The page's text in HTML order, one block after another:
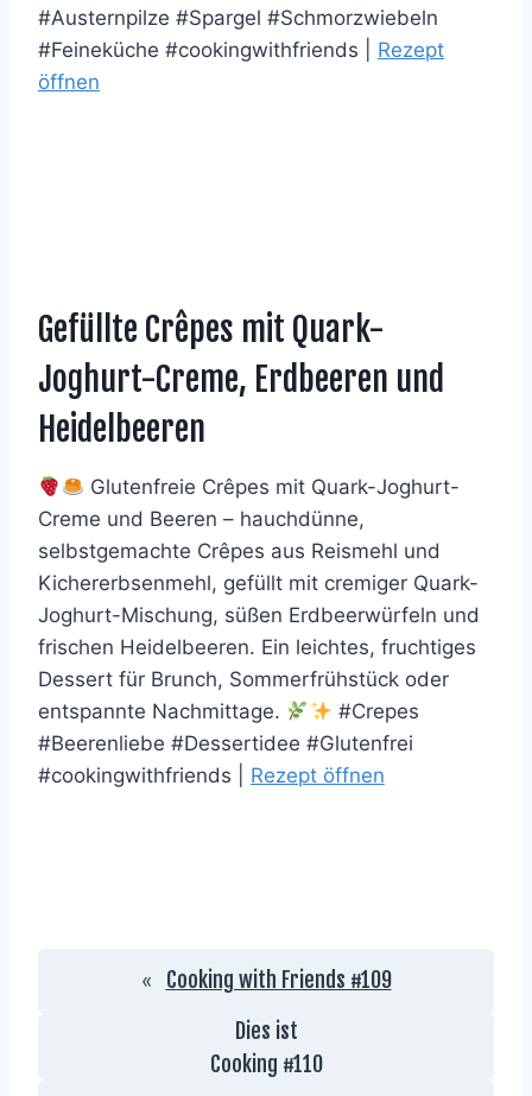
#Austernpilze #Spargel #Schmorzwiebeln
#Feineküche #cookingwithfriends | Rezept
öffnen
Gefüllte Crêpes mit Quark-
Joghurt-Creme, Erdbeeren und
Heidelbeeren
Glutenfreie Crêpes mit Quark-Joghurt-
Creme und Beeren – hauchdünne,
selbstgemachte Crêpes aus Reismehl und
Kichererbsenmehl, gefüllt mit cremiger Quark-
Joghurt-Mischung, süßen Erdbeerwürfeln und
frischen Heidelbeeren. Ein leichtes, fruchtiges
Dessert für Brunch, Sommerfrühstück oder
entspannte Nachmittage.
#Crepes
#Beerenliebe #Dessertidee #Glutenfrei
#cookingwithfriends | Rezept öffnen
«
Cooking with Friends #109
Dies ist
Cooking #110